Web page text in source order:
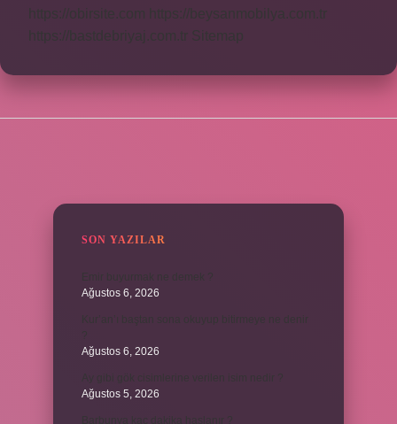
https://obirsite.com
https://beysanmobilya.com.tr
https://bastdebriyaj.com.tr Sitemap
SON YAZILAR
Ağustos 6, 2026
Ağustos 6, 2026
Ağustos 5, 2026